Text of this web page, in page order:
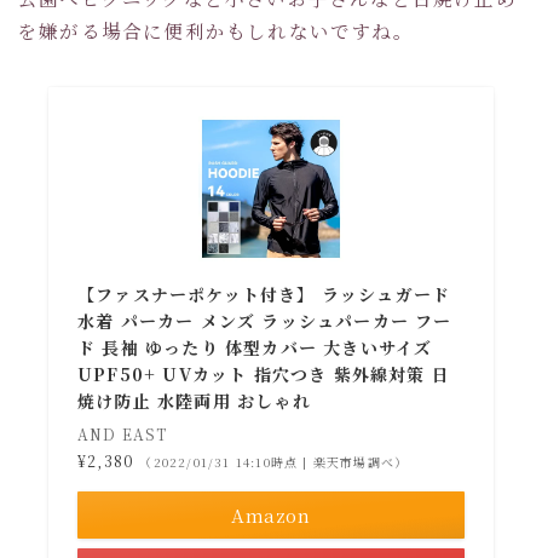
を嫌がる場合に便利かもしれないですね。
【ファスナーポケット付き】 ラッシュガード
水着 パーカー メンズ ラッシュパーカー フー
ド 長袖 ゆったり 体型カバー 大きいサイズ
UPF50+ UVカット 指穴つき 紫外線対策 日
焼け防止 水陸両用 おしゃれ
AND EAST
¥2,380
（2022/01/31 14:10時点 | 楽天市場調べ）
Amazon